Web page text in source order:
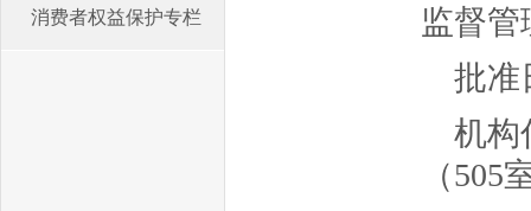
消费者权益保护专栏
监督
批准
机构
（505